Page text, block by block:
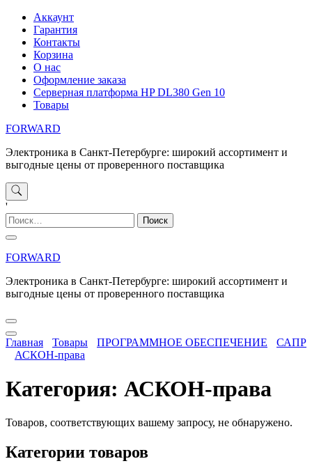
Перейти
содержимому
Аккаунт
Гарантия
Контакты
Корзина
О нас
Оформление заказа
Серверная платформа HP DL380 Gen 10
Товары
FORWARD
Электроника в Санкт-Петербурге: широкий ассортимент и
выгодные цены от проверенного поставщика
'
Найти:
FORWARD
Электроника в Санкт-Петербурге: широкий ассортимент и
выгодные цены от проверенного поставщика
Главная Товары ПРОГРАММНОЕ ОБЕСПЕЧЕНИЕ
САПР
АСКОН-права
Категория: АСКОН-права
Товаров, соответствующих вашему запросу, не обнаружено.
Категории товаров